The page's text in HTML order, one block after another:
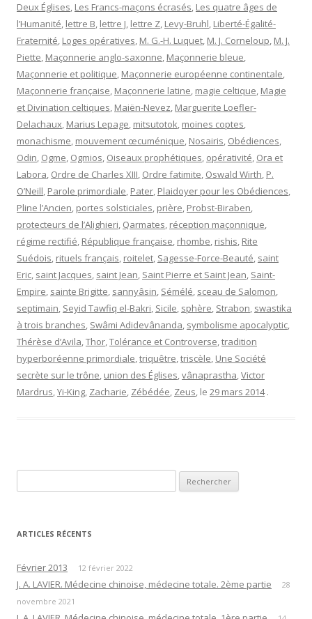
Deux Églises, Les Francs-maçons écrasés, Les quatre âges de
l’Humanité, lettre B, lettre J, lettre Z, Levy-Bruhl, Liberté-Égalité-
Fraternité, Loges opératives, M. G.-H. Luquet, M. J. Corneloup, M. J.
Piette, Maçonnerie anglo-saxonne, Maçonnerie bleue,
Maçonnerie et politique, Maçonnerie européenne continentale,
Maçonnerie française, Maçonnerie latine, magie celtique, Magie
et Divination celtiques, Maiën-Nevez, Marguerite Loefler-
Delachaux, Marius Lepage, mitsutotok, moines coptes,
monachisme, mouvement œcuménique, Nosairis, Obédiences,
Odin, Ogme, Ogmios, Oiseaux prophétiques, opérativité, Ora et
Labora, Ordre de Charles XIII, Ordre fatimite, Oswald Wirth, P.
O’Neill, Parole primordiale, Pater, Plaidoyer pour les Obédiences,
Pline l’Ancien, portes solsticiales, prière, Probst-Biraben,
protecteurs de l’Alighieri, Qarmates, réception maçonnique,
régime rectifié, République française, rhombe, rishis, Rite
Suédois, rituels français, roitelet, Sagesse-Force-Beauté, saint
Eric, saint Jacques, saint Jean, Saint Pierre et Saint Jean, Saint-
Empire, sainte Brigitte, sannyâsin, Sémélé, sceau de Salomon,
septimain, Seyid Tawfiq el-Bakri, Sicile, sphère, Strabon, swastika
à trois branches, Swâmi Adidevânanda, symbolisme apocalyptic,
Thérèse d’Avila,Thor,Tolérance et Controverse,tradition
hyperboréenne primordiale,triquêtre,triscèle, Une Société
secrète sur le trône, union des Églises,vânaprastha,Victor
Mardrus,Yi-King, Zacharie, Zébédée, Zeus, le 29 mars 2014 .
ARTICLES RÉCENTS
Février 2013 12 février 2022
J. A. LAVIER. Médecine chinoise, médecine totale. 2ème partie
28
novembre 2021